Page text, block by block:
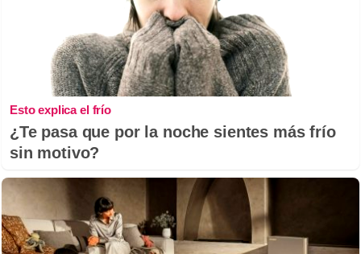
Esto explica el frío
¿Te pasa que por la noche sientes más frío
sin motivo?